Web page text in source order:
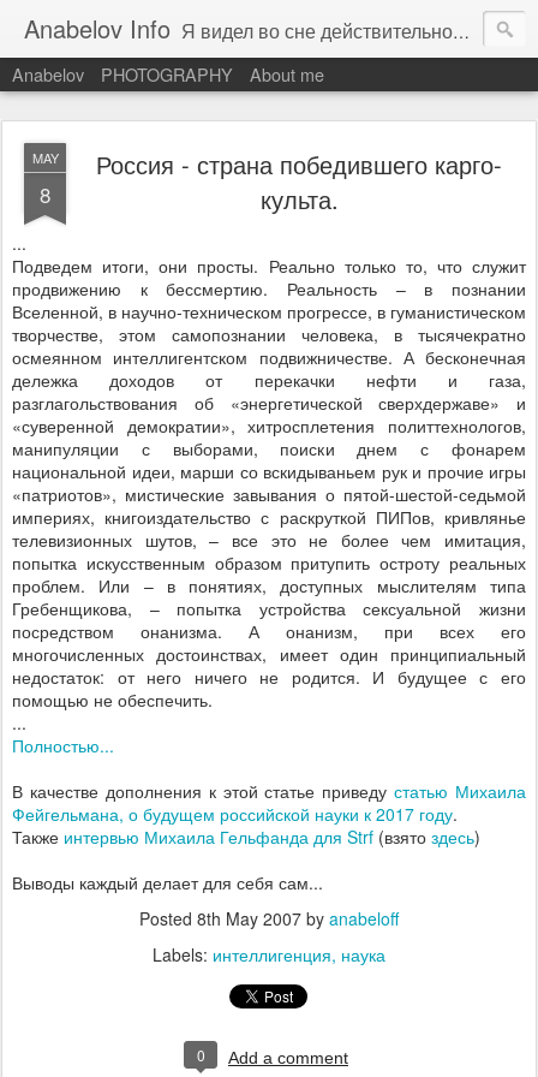
Anabelov Info Я видел во сне действительность. С каким же облегчением я проснулся!
Anabelov PHOTOGRAPHY About me
MAY
8
Россия - страна победившего карго-
культа.
...
Подведем итоги, они просты. Реально только то, что служит
продвижению к бессмертию. Реальность – в познании
Вселенной, в научно-техническом прогрессе, в гуманистическом
творчестве, этом самопознании человека, в тысячекратно
осмеянном интеллигентском подвижничестве. А бесконечная
дележка доходов от перекачки нефти и газа,
разглагольствования об «энергетической сверхдержаве» и
«суверенной демократии», хитросплетения политтехнологов,
манипуляции с выборами, поиски днем с фонарем
национальной идеи, марши со вскидываньем рук и прочие игры
«патриотов», мистические завывания о пятой-шестой-седьмой
империях, книгоиздательство с раскруткой ПИПов, кривлянье
телевизионных шутов, – все это не более чем имитация,
попытка искусственным образом притупить остроту реальных
проблем. Или – в понятиях, доступных мыслителям типа
Гребенщикова, – попытка устройства сексуальной жизни
посредством онанизма. А онанизм, при всех его
многочисленных достоинствах, имеет один принципиальный
недостаток: от него ничего не родится. И будущее с его
помощью не обеспечить.
...
Полностью...
В качестве дополнения к этой статье приведустатью Михаила
Фейгельмана, о будущем российской науки к 2017 году.
Также интервью Михаила Гельфанда для Strf (взято здесь)
Выводы каждый делает для себя сам...
Posted 8th May 2007 by anabeloff
Labels: интеллигенция наука
0 Add a comment